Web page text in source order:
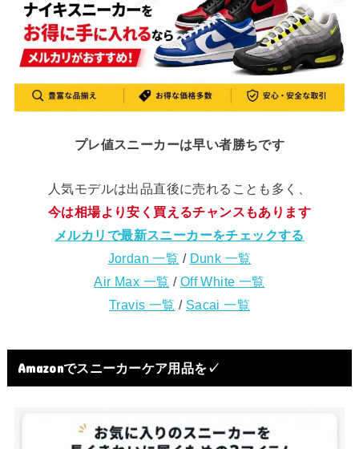
プレ値スニーカーは早い者勝ちです
人気モデルは出品直後に売れることも多く、
今は相場より安く買えるチャンスもあります
メルカリで最新スニーカーをチェックする
Jordan 一覧 / Dunk 一覧
Air Max 一覧 / Off White 一覧
Travis 一覧 / Sacai 一覧
Amazonでスニーカーケア用品を✓